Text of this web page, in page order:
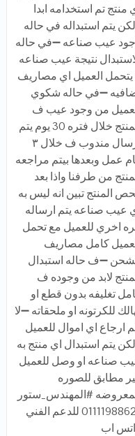
منتج تم استخدامه ابدا
يتم استبداله في حاله
عيب صناعه ➖في حاله
نتيجة عيب صناعه
يتحمل العميل اي مصاريف
➖في حاله شكوي
من وجود عيب ف
المنتج خلال فتره 30 يوم يتم
ارسال مندوب ف خلال ٣
عمل وبعدها بيتم مراجعه
من طرفنا واذا بعد
المنتج تبين انه ليس به
عيب صناعه يتم ارساله
اخري للعميل مع تحمل
كامل مصاريف
➖ف حاله استبدال
لابد من وجوده ف
تغليفه بدون قطع او
للكرتونه او ملحقاته ➖لا
ارجاع اي اموال للعميل
يتم استبدال اي منتج به
صناعه او وصل للعميل
مطابق للصوره
#المهندس_ستور
01111988621 للدعم الفني
اب